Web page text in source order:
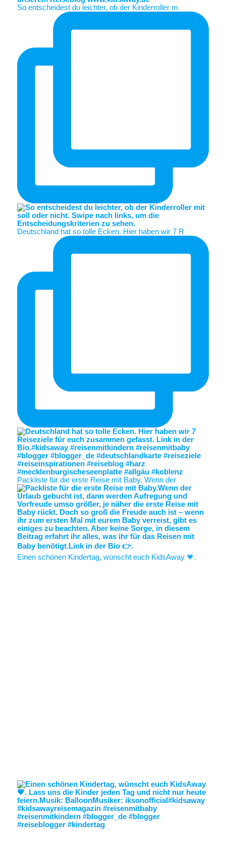
So entscheidest du leichter, ob der Kinderroller m
Deutschland hat so tolle Ecken. Hier haben wir 7 R
Packliste für die erste Reise mit Baby. Wenn der
Einen schönen Kindertag, wünscht euch KidsAway 💗.